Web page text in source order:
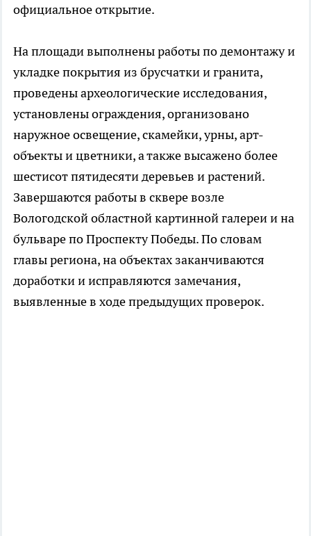
официальное открытие.
На площади выполнены работы по демонтажу и
укладке покрытия из брусчатки и гранита,
проведены археологические исследования,
установлены ограждения, организовано
наружное освещение, скамейки, урны, арт-
объекты и цветники, а также высажено более
шестисот пятидесяти деревьев и растений.
Завершаются работы в сквере возле
Вологодской областной картинной галереи и на
бульваре по Проспекту Победы. По словам
главы региона, на объектах заканчиваются
доработки и исправляются замечания,
выявленные в ходе предыдущих проверок.